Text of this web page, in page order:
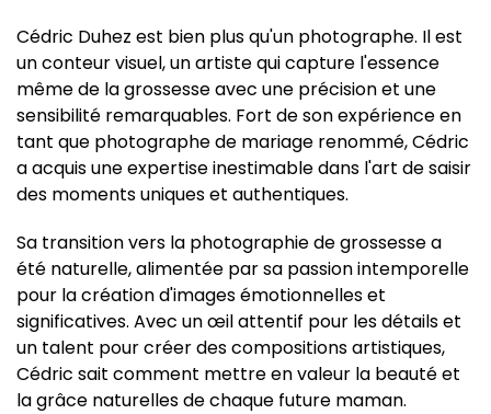
Cédric Duhez est bien plus qu'un photographe. Il est
un conteur visuel, un artiste qui capture l'essence
même de la grossesse avec une précision et une
sensibilité remarquables. Fort de son expérience en
tant que photographe de mariage renommé, Cédric
a acquis une expertise inestimable dans l'art de saisir
des moments uniques et authentiques.
Sa transition vers la photographie de grossesse a
été naturelle, alimentée par sa passion intemporelle
pour la création d'images émotionnelles et
significatives. Avec un œil attentif pour les détails et
un talent pour créer des compositions artistiques,
Cédric sait comment mettre en valeur la beauté et
la grâce naturelles de chaque future maman.